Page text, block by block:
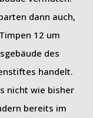
dann auch,
12 um
des
handelt.
nicht wie bisher
bereits im